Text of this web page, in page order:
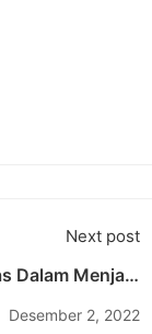
Next post
Dalam Menjadi
Pendidikan
Desember 2, 2022